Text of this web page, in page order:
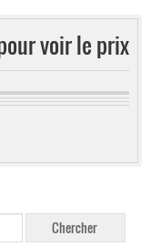
voir le prix